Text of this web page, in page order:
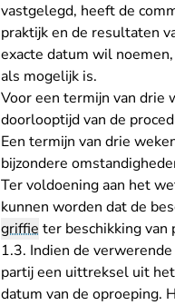
vastgelegd, heeft de
praktijk en de resultaten
exacte datum wil
als mogelijk is.
Voor een termijn van drie
doorlooptijd van de
Een termijn van drie
bijzondere
Ter voldoening aan het
kunnen worden dat de
griffie ter beschikking van
1.3. Indien de
partij een uittreksel uit
datum van de oproeping.